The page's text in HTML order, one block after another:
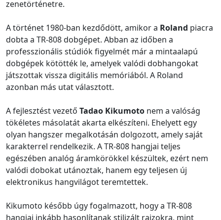
zenetörténetre.
A történet 1980-ban kezdődött, amikor a Roland piacra
dobta a TR-808 dobgépet. Abban az időben a
professzionális stúdiók figyelmét már a mintaalapú
dobgépek kötötték le, amelyek valódi dobhangokat
játszottak vissza digitális memóriából. A Roland
azonban más utat választott.
A fejlesztést vezető Tadao Kikumoto nem a valóság
tökéletes másolatát akarta elkészíteni. Ehelyett egy
olyan hangszer megalkotásán dolgozott, amely saját
karakterrel rendelkezik. A TR-808 hangjai teljes
egészében analóg áramkörökkel készültek, ezért nem
valódi dobokat utánoztak, hanem egy teljesen új
elektronikus hangvilágot teremtettek.
Kikumoto később úgy fogalmazott, hogy a TR-808
hangjai inkább hasonlítanak stilizált rajzokra, mint